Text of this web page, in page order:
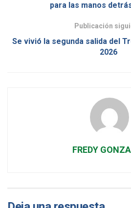
para las manos
Publicación
Se vivió la segunda salida del
2026
FREDY